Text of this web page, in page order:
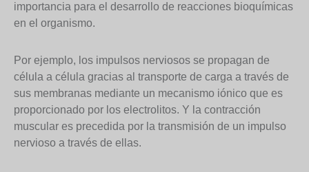
importancia para el desarrollo de reacciones bioquímicas
en el organismo.
Por ejemplo, los impulsos nerviosos se propagan de
célula a célula gracias al transporte de carga a través de
sus membranas mediante un mecanismo iónico que es
proporcionado por los electrolitos. Y la contracción
muscular es precedida por la transmisión de un impulso
nervioso a través de ellas.